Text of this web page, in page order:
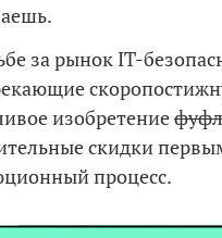
за рынок IT-
изобретение
скидки
процесс.